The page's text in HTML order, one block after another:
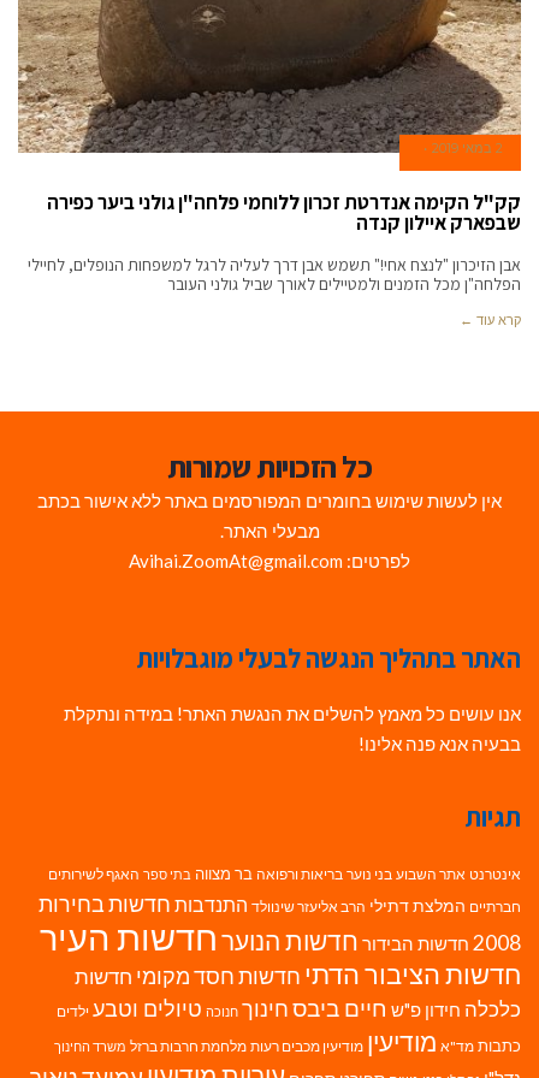
2 במאי 2019
קק"ל הקימה אנדרטת זכרון ללוחמי פלחה"ן גולני ביער כפירה
שבפארק איילון קנדה
אבן הזיכרון "לנצח אחי!" תשמש אבן דרך לעליה לרגל למשפחות הנופלים, לחיילי
הפלחה"ן מכל הזמנים ולמטיילים לאורך שביל גולני העובר
קרא עוד ←
כל הזכויות שמורות
אין לעשות שימוש בחומרים המפורסמים באתר ללא אישור בכתב
מבעלי האתר.
לפרטים: Avihai.ZoomAt@gmail.com
האתר בתהליך הנגשה לבעלי מוגבלויות
אנו עושים כל מאמץ להשלים את הנגשת האתר! במידה ונתקלת
בבעיה אנא פנה אלינו!
תגיות
אינטרנט אתר השבוע בני נוער בריאות ורפואה בר מצווה בתי ספר האגף לשירותים
חברתיים המלצת דתילי הרב אליעזר שינוולד התנדבות חדשות בחירות
2008 חדשות הבידור חדשות הנוערחדשות העיר
חדשות הציבור הדתי חדשות חסד מקומי חדשות
כלכלה חידון פ"ש חיים ביבסחינוך חנוכה טיולים וטבע ילדים
כתבות מד"א מודיעין מודיעין מכבים רעות מלחמת חרבות ברזל משרד החינוך